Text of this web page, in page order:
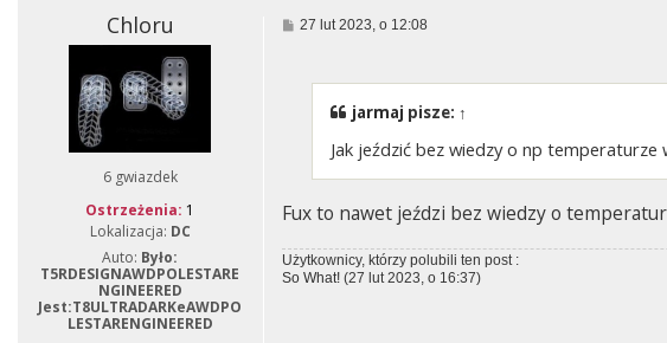
Chloru
6 gwiazdek
Ostrzeżenia: 1
Lokalizacja: DC
Auto: Było:
T5RDESIGNAWDPOLESTARE
NGINEERED
Jest:T8ULTRADARKeAWDPO
LESTARENGINEERED
P
27 lut 2023, o 12:08
jarmaj pisze: ↑
Jak jeździć bez wiedzy o np temperaturze
Fux to nawet jeździ bez wiedzy o
Użytkownicy, którzy polubili ten post :
So What!(27 lut 2023, o 16:37)